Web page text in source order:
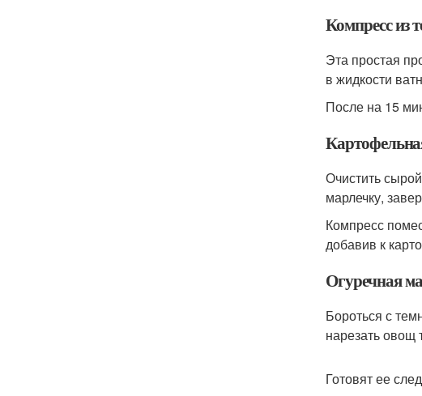
Компресс из
Эта простая
в жидкости
После на 15
Очистить
марлечку,
Компресс
добавив к
Огуречная
Бороться с
нарезать овощ
Готовят ее